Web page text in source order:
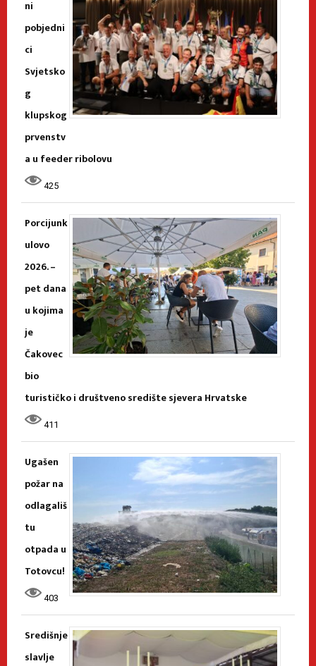
ni
pobjedni
ci
Svjetsko
g
klupskog
prvenstv
a u feeder ribolovu
425
Porcijunk
ulovo
2026. –
pet dana
u kojima
je
Čakovec
bio
turističko i društveno središte sjevera Hrvatske
411
Ugašen
požar na
odlagališ
tu
otpada u
Totovcu!
403
Središnje
slavlje